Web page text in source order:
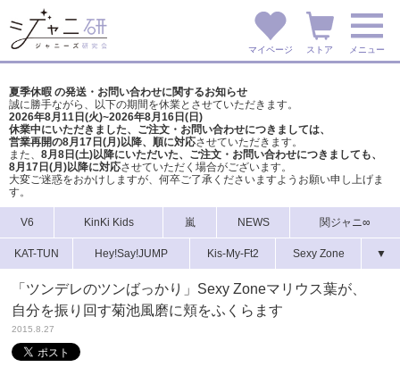
マイページ ストア メニュー
夏季休暇 の発送・お問い合わせに関するお知らせ
誠に勝手ながら、以下の期間を休業とさせていただきます。
2026年8月11日(火)~2026年8月16日(日)
休業中にいただきました、ご注文・お問い合わせにつきましては、
営業再開の8月17日(月)以降、順に対応させていただきます。
また、 8月8日(土)以降にいただいた、ご注文・ お問い合わせにつきましても、
8月17日(月)以降に対応させていただく場合がございます。
大変ご迷惑をおかけしますが、 何卒ご了承くださいますようお願い申し上げま
す。
V6 KinKi Kids 嵐 NEWS 関ジャニ∞
KAT-TUN Hey!Say!JUMP Kis-My-Ft2 Sexy Zone ▼
「ツンデレのツンばっかり」Sexy Zoneマリウス葉が、
自分を振り回す菊池風磨に頬をふくらます
2015.8.27